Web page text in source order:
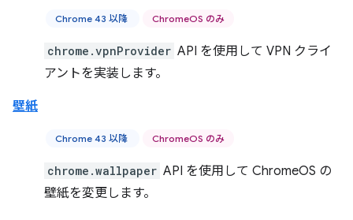
Chrome 43 以降 ChromeOS のみ
chrome.vpnProvider API を使用して VPN クライ
アントを実装します。
壁紙
Chrome 43 以降 ChromeOS のみ
chrome.wallpaper API を使用して ChromeOS の
壁紙を変更します。